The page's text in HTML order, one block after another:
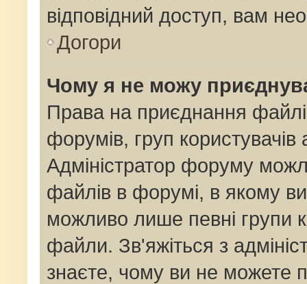
відповідний доступ, вам
Догори
Чому я не можу
Права на приєднання
форумів, груп
Адміністратор форуму
файлів в форумі, в якому
можливо лише певні групи
файли. Зв'яжіться з
знаєте, чому ви не можете